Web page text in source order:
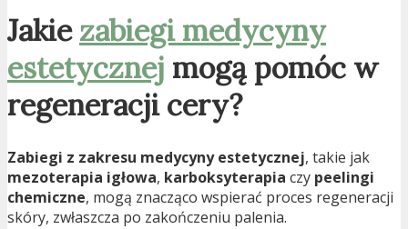
Jakiezabiegi medycyny
estetycznej mogą pomóc w
regeneracji cery?
Zabiegi z zakresu medycyny estetycznej, takie jak
mezoterapia igłowa, karboksyterapia czy peelingi
chemiczne, mogą znacząco wspierać proces regeneracji
skóry, zwłaszcza po zakończeniu palenia.